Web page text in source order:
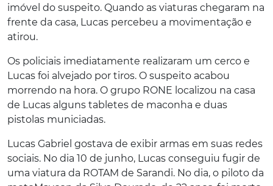
imóvel do suspeito. Quando as viaturas chegaram na
frente da casa, Lucas percebeu a movimentação e
atirou.
Os policiais imediatamente realizaram um cerco e
Lucas foi alvejado por tiros. O suspeito acabou
morrendo na hora. O grupo RONE localizou na casa
de Lucas alguns tabletes de maconha e duas
pistolas municiadas.
Lucas Gabriel gostava de exibir armas em suas redes
sociais. No dia 10 de junho, Lucas conseguiu fugir de
uma viatura da ROTAM de Sarandi. No dia, o piloto da